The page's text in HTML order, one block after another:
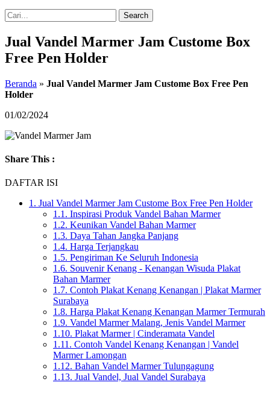
Search
Jual Vandel Marmer Jam Custome Box
Free Pen Holder
Beranda » Jual Vandel Marmer Jam Custome Box Free Pen
Holder
01/02/2024
Share This :
DAFTAR ISI
1. Jual Vandel Marmer Jam Custome Box Free Pen Holder
1.1. Inspirasi Produk Vandel Bahan Marmer
1.2. Keunikan Vandel Bahan Marmer
1.3. Daya Tahan Jangka Panjang
1.4. Harga Terjangkau
1.5. Pengiriman Ke Seluruh Indonesia
1.6. Souvenir Kenang - Kenangan Wisuda Plakat
Bahan Marmer
1.7. Contoh Plakat Kenang Kenangan | Plakat Marmer
Surabaya
1.8. Harga Plakat Kenang Kenangan Marmer Termurah
1.9. Vandel Marmer Malang, Jenis Vandel Marmer
1.10. Plakat Marmer | Cinderamata Vandel
1.11. Contoh Vandel Kenang Kenangan | Vandel
Marmer Lamongan
1.12. Bahan Vandel Marmer Tulungagung
1.13. Jual Vandel, Jual Vandel Surabaya